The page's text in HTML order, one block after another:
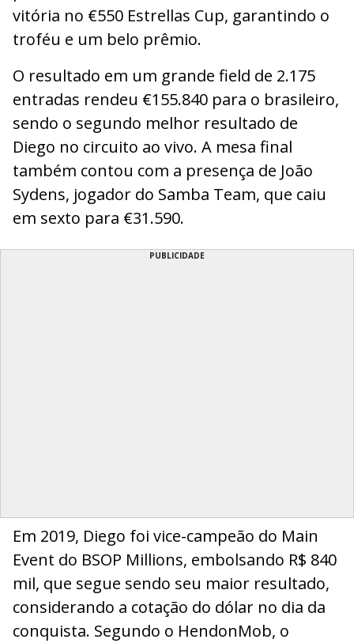
vitória no €550 Estrellas Cup, garantindo o
troféu e um belo prêmio.
O resultado em um grande field de 2.175
entradas rendeu €155.840 para o brasileiro,
sendo o segundo melhor resultado de
Diego no circuito ao vivo. A mesa final
também contou com a presença de João
Sydens, jogador do Samba Team, que caiu
em sexto para €31.590.
PUBLICIDADE
Em 2019, Diego foi vice-campeão do Main
Event do BSOP Millions, embolsando R$ 840
mil, que segue sendo seu maior resultado,
considerando a cotação do dólar no dia da
conquista. Segundo o HendonMob, o